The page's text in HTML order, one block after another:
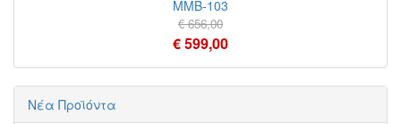
MMB-103
€ 656,00
€ 599,00
Νέα Προϊόντα